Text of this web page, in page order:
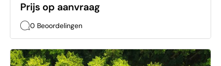
Prijs op aanvraag
0 Beoordelingen